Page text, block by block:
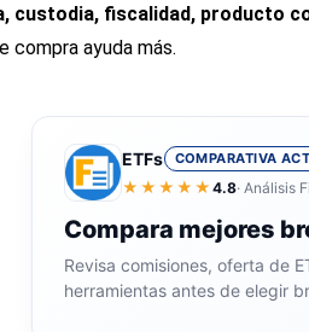
custodia, fiscalidad, producto
compra ayuda más.
ETFs COMPARATIVA
★★★★★ 4.8· Análisis
Compara mejores
Revisa comisiones, oferta de
herramientas antes de elegir